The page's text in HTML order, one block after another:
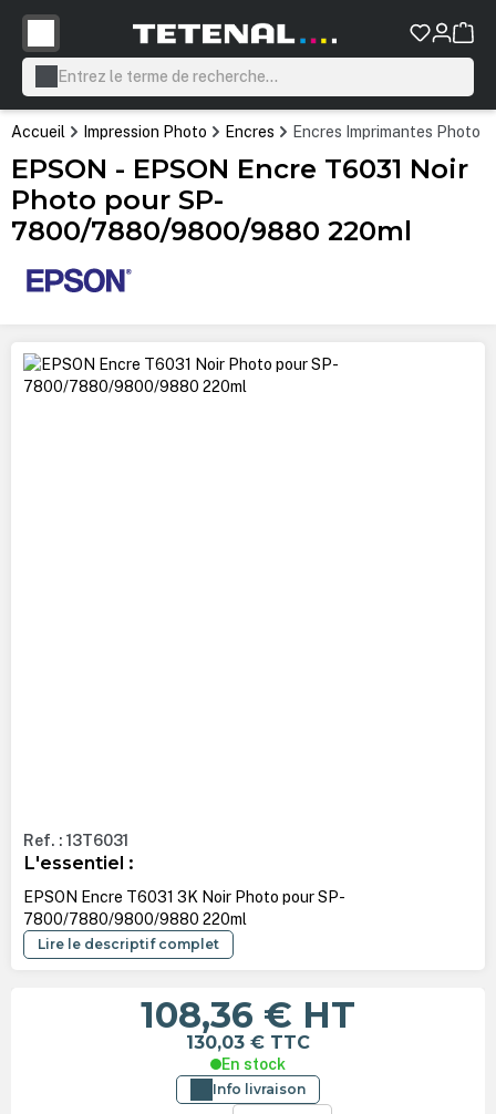
principal
Accueil Impression Photo Encres Encres Imprimantes Photo
EPSON - EPSON Encre T6031 Noir
Photo pour SP-
7800/7880/9800/9880 220ml
Ignorer la galerie d'images
Ref. : 13T6031
L'essentiel :
EPSON Encre T6031 3K Noir Photo pour SP-
7800/7880/9800/9880 220ml
Lire le descriptif complet
108,36 € HT
130,03 € TTC
En stock
Info livraison